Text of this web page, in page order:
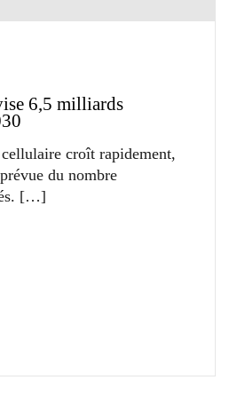
6,5 milliards
croît rapidement,
du nombre